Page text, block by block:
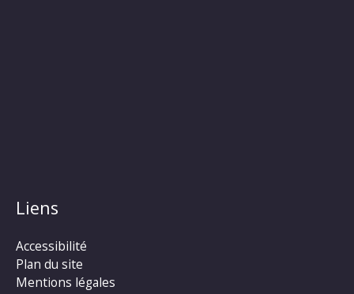
Liens
Accessibilité
Plan du site
Mentions légales